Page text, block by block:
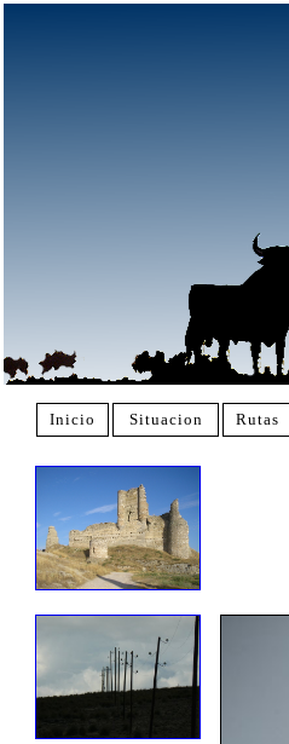
Inicio Situacion Rutas